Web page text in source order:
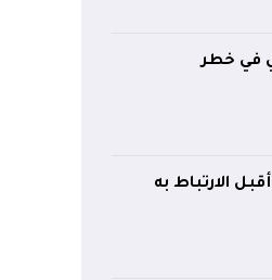
في خطر
الارتباط به